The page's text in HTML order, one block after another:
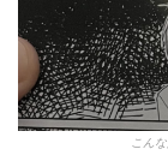
こん